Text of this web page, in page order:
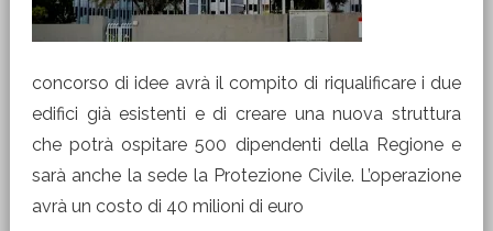
concorso di idee avrà il compito di riqualificare i due
edifici già esistenti e di creare una nuova struttura
che potrà ospitare 500 dipendenti della Regione e
sarà anche la sede la Protezione Civile. L’operazione
avrà un costo di 40 milioni di euro